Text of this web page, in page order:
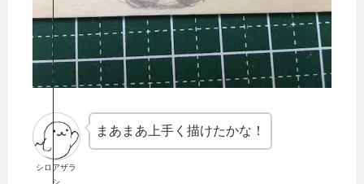
シロアザラ
シ
まあまあ上手く描けたかな！